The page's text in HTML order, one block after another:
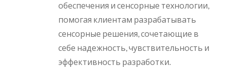
обеспечения и сенсорные технологии,
помогая клиентам разрабатывать
сенсорные решения, сочетающие в
себе надежность, чувствительность и
эффективность разработки.